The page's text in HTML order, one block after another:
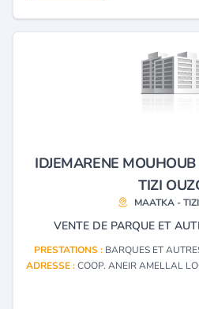
IDJEMARENE
TIZI
MAATKA -
VENTE DE PARQUE ET
PRESTATIONS : BARQUES ET
ADRESSE :COOP. ANEIR AMELLAL